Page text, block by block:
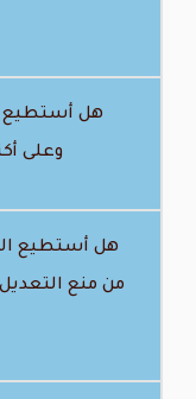
هل أستطيع
وعلى
هل أستطيع
من منع